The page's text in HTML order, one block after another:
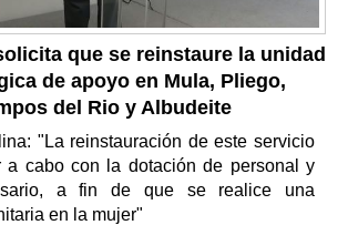
que se reinstaure la unidad
de apoyo en Mula, Pliego,
del Rio y Albudeite
"La reinstauración de este servicio
a cabo con la dotación de personal y
a fin de que se realice una
en la mujer"